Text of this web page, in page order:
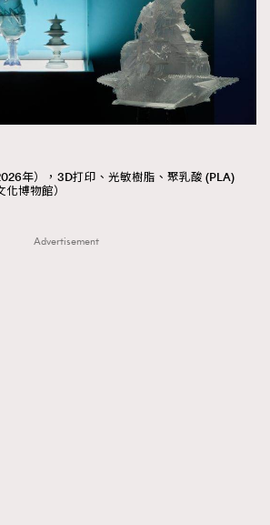
年），3D打印、光敏樹脂、聚乳酸 (PLA)
博物館）
Advertisement